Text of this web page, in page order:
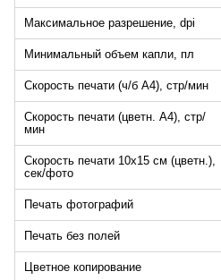
Максимальное разрешение, dpi
Минимальный объем капли, пл
Скорость печати (ч/б A4), стр/мин
Скорость печати (цветн. A4), стр/
мин
Скорость печати 10x15 см (цветн.),
сек/фото
Печать фотографий
Печать без полей
Цветное копирование